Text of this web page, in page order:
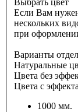
Выбрать цвет
Если Вам
нескольких
при
Варианты
Натуральные
Цвета без
Цвета с
1000 мм.